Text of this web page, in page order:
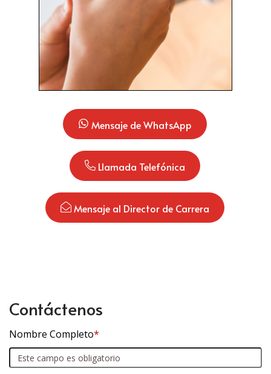
Mensaje de WhatsApp
Llamada Telefónica
Mensaje al Director de Carrera
Contáctenos
Nombre Completo*